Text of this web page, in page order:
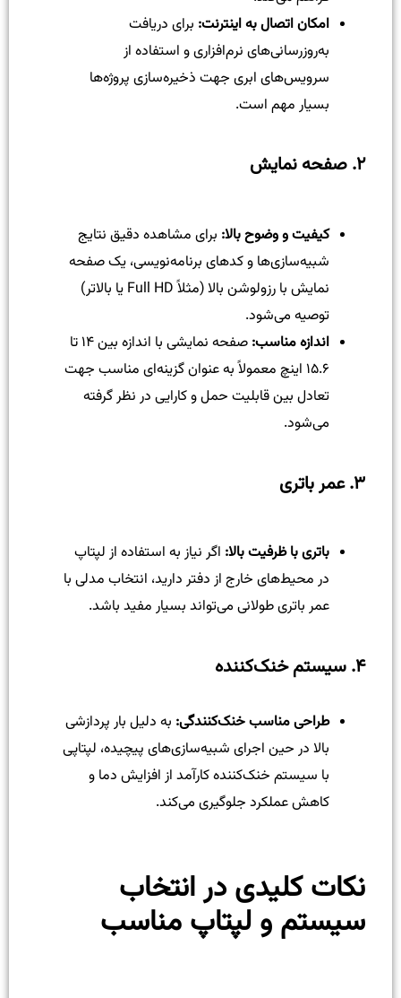
امکان اتصال به اینترنت: برای دریافت
به‌روزرسانی‌های نرم‌افزاری و استفاده از
سرویس‌های ابری جهت ذخیره‌سازی پروژه‌ها
بسیار مهم است.
۲. صفحه نمایش
کیفیت و وضوح بالا: برای مشاهده دقیق نتایج
شبیه‌سازی‌ها و کدهای برنامه‌نویسی، یک صفحه
نمایش با رزولوشن بالا (مثلاً Full HD یا بالاتر)
توصیه می‌شود.
اندازه مناسب:
صفحه نمایشی با اندازه بین ۱۴ تا
۱۵.۶ اینچ معمولاً به عنوان گزینه‌ای مناسب جهت
تعادل بین قابلیت حمل و کارایی در نظر گرفته
می‌شود.
۳. عمر باتری
باتری با ظرفیت بالا: اگر نیاز به استفاده از لپتاپ
در محیط‌های خارج از دفتر دارید، انتخاب مدلی با
عمر باتری طولانی می‌تواند بسیار مفید باشد.
۴. سیستم خنک‌کننده
طراحی مناسب خنک‌کنندگی: به دلیل بار پردازشی
بالا در حین اجرای شبیه‌سازی‌های پیچیده، لپتاپی
با سیستم خنک‌کننده کارآمد از افزایش دما و
کاهش عملکرد جلوگیری می‌کند.
نکات کلیدی در انتخاب
سیستم و لپتاپ مناسب